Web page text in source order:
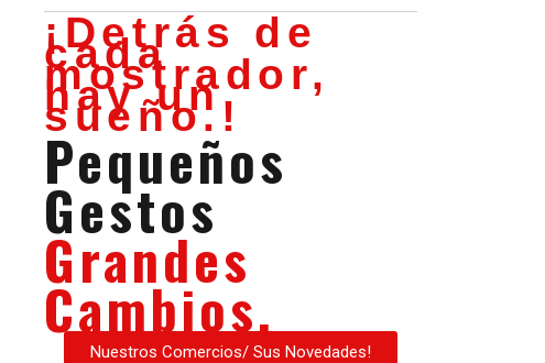
¡Detrás de
cada
mostrador,
hay un
sueño.!
Pequeños
Gestos
Grandes
Cambios.
Nuestros Comercios/ Sus Novedades!